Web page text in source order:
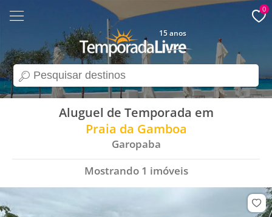
search
15 anos
0
Aluguel de Temporada em
Praia da Gamboa
Garopaba
Mostrando 1 imóveis